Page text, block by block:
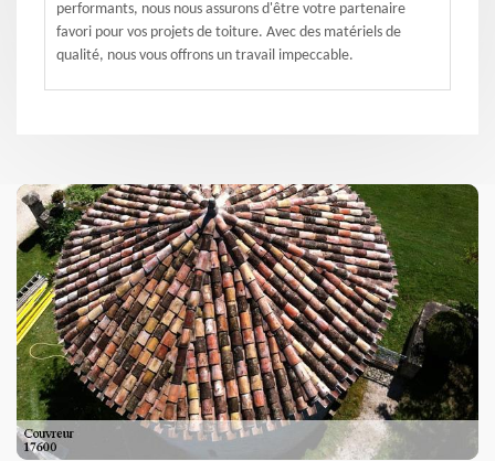
performants, nous nous assurons d'être votre partenaire
favori pour vos projets de toiture. Avec des matériels de
qualité, nous vous offrons un travail impeccable.